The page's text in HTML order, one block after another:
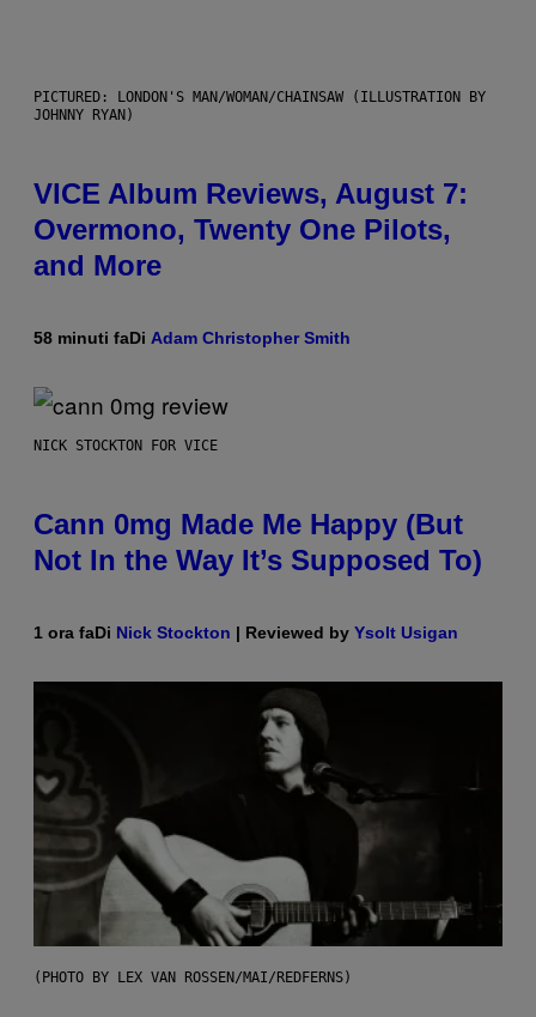
PICTURED: LONDON'S MAN/WOMAN/CHAINSAW (ILLUSTRATION BY
JOHNNY RYAN)
VICE Album Reviews, August 7:
Overmono, Twenty One Pilots,
and More
58 minuti faDi Adam Christopher Smith
NICK STOCKTON FOR VICE
Cann 0mg Made Me Happy (But
Not In the Way It’s Supposed To)
1 ora faDi Nick Stockton | Reviewed by Ysolt Usigan
(PHOTO BY LEX VAN ROSSEN/MAI/REDFERNS)